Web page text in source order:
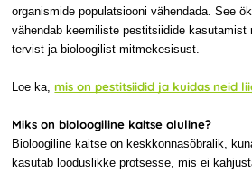
organismide populatsiooni vähendada. See
vähendab keemiliste pestitsiidide kasutamist
tervist ja bioloogilist mitmekesisust.
Loe ka,mis on pestitsiidid ja kuidas neid
Miks on bioloogiline kaitse oluline?
Bioloogiline kaitse on keskkonnasõbralik,
kasutab looduslikke protsesse, mis ei